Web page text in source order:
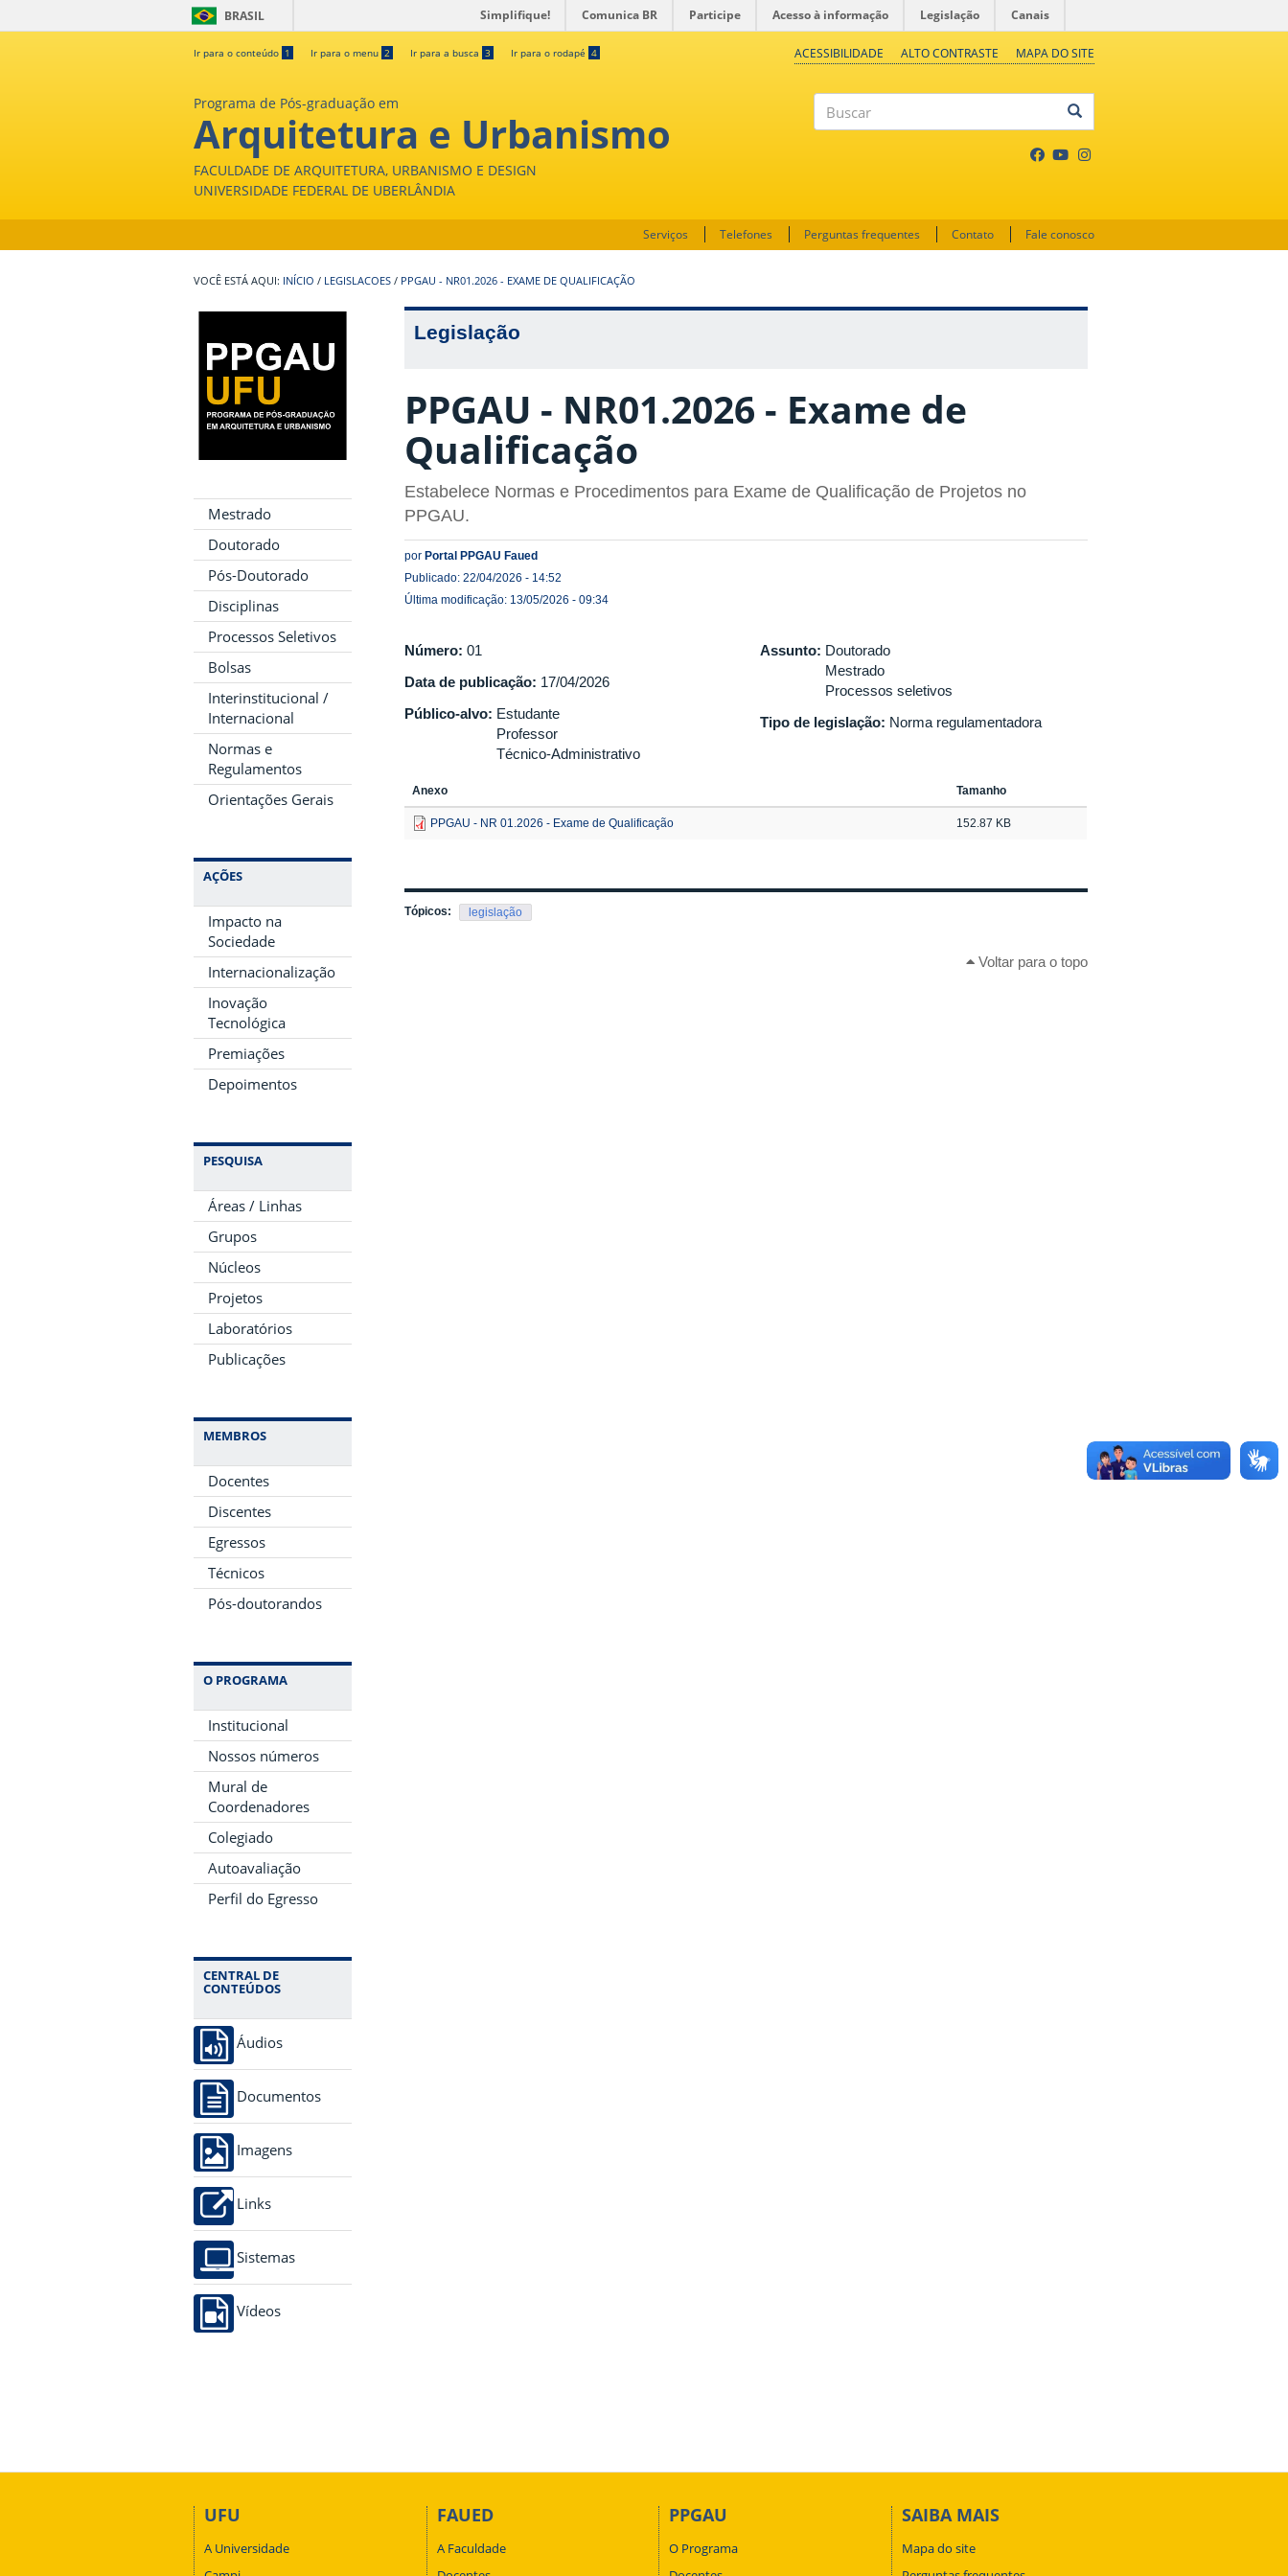
BRASIL Simplifique! Comunica BR Participe Acesso à informação Legislação Canais
Ir para o conteúdo 1 Ir para o menu 2 Ir para a busca 3 Ir para o rodapé 4 ACESSIBILIDADE ALTO CONTRASTE MAPA DO SITE
Programa de Pós-graduação em
Arquitetura e Urbanismo
FACULDADE DE ARQUITETURA, URBANISMO E DESIGN
UNIVERSIDADE FEDERAL DE UBERLÂNDIA
Serviços Telefones Perguntas frequentes Contato Fale conosco
INÍCIO / LEGISLACOES / PPGAU - NR01.2026 - EXAME DE QUALIFICAÇÃO
Mestrado
Doutorado
Pós-Doutorado
Disciplinas
Processos Seletivos
Bolsas
Interinstitucional /
Internacional
Normas e
Regulamentos
Orientações Gerais
AÇÕES
Impacto na
Sociedade
Internacionalização
Inovação
Tecnológica
Premiações
Depoimentos
PESQUISA
Áreas / Linhas
Grupos
Núcleos
Projetos
Laboratórios
Publicações
MEMBROS
Docentes
Discentes
Egressos
Técnicos
Pós-doutorandos
O PROGRAMA
Institucional
Nossos números
Mural de
Coordenadores
Colegiado
Autoavaliação
Perfil do Egresso
CENTRAL DE
CONTEÚDOS
Áudios
Documentos
Imagens
Links
Sistemas
Vídeos
Legislação
PPGAU - NR01.2026 - Exame de
Qualificação
Estabelece Normas e Procedimentos para Exame de Qualificação de Projetos no
PPGAU.
por Portal PPGAU Faued
Publicado: 22/04/2026 - 14:52
Última modificação: 13/05/2026 - 09:34
Número: 01
Data de publicação: 17/04/2026
Público-alvo: Estudante
Professor
Técnico-Administrativo
Assunto: Doutorado
Mestrado
Processos seletivos
Tipo de legislação: Norma regulamentadora
Anexo Tamanho
PPGAU - NR 01.2026 - Exame de Qualificação 152.87 KB
Tópicos: legislação
Voltar para o topo
UFU
A Universidade
FAUED
A Faculdade
PPGAU
O Programa
SAIBA MAIS
Mapa do site